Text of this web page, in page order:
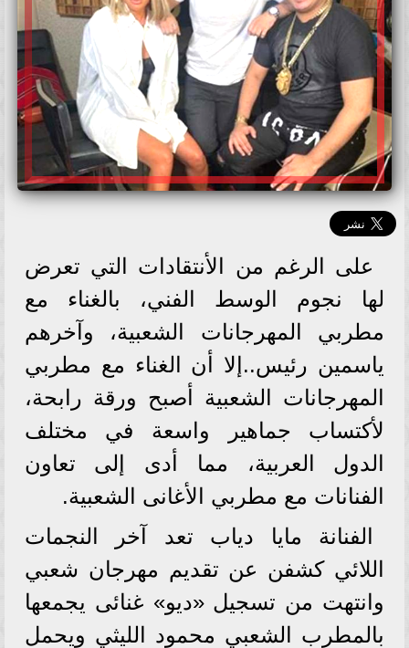
على الرغم من الأنتقادات التي تعرض
لها نجوم الوسط الفني، بالغناء مع
مطربي المهرجانات الشعبية، وآخرهم
ياسمين رئيس..إلا أن الغناء مع مطربي
المهرجانات الشعبية أصبح ورقة رابحة،
لأكتساب جماهير واسعة في مختلف
الدول العربية، مما أدى إلى تعاون
الفنانات مع مطربي الأغانى الشعبية.
الفنانة مايا دياب تعد آخر النجمات
اللائي كشفن عن تقديم مهرجان شعبي
وانتهت من تسجيل «ديو» غنائى يجمعها
بالمطرب الشعبي محمود الليثي ويحمل